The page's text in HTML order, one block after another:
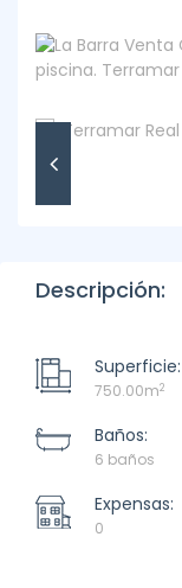
Descripción:
Superficie:
750.00m2
Baños:
6 baños
Expensas:
0